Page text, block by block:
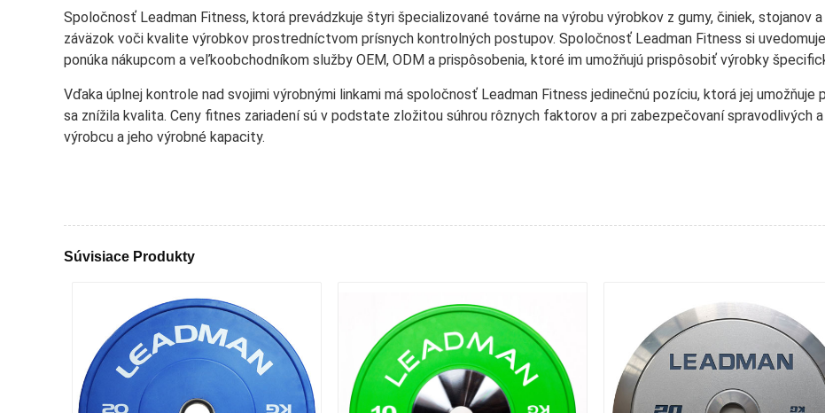
Spoločnosť Leadman Fitness, ktorá prevádzkuje štyri špecializované továrne na výrobu výrobkov z gumy, činiek, stojanov
záväzok voči kvalite výrobkov prostredníctvom prísnych kontrolných postupov. Spoločnosť Leadman Fitness si
ponúka nákupcom a veľkoobchodníkom služby OEM, ODM a prispôsobenia, ktoré im umožňujú prispôsobiť výrobky
Vďaka úplnej kontrole nad svojimi výrobnými linkami má spoločnosť Leadman Fitness jedinečnú pozíciu, ktorá jej
sa znížila kvalita. Ceny fitnes zariadení sú v podstate zložitou súhrou rôznych faktorov a pri zabezpečovaní spravodlivých
výrobcu a jeho výrobné kapacity.
Súvisiace Produkty